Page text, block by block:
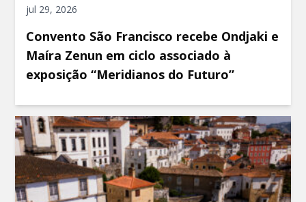
jul 29, 2026
Convento São Francisco recebe Ondjaki e
Maíra Zenun em ciclo associado à
exposição “Meridianos do Futuro”